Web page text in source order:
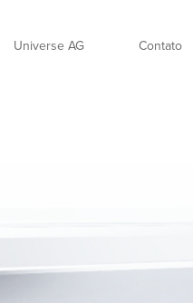
Universe AG Contato